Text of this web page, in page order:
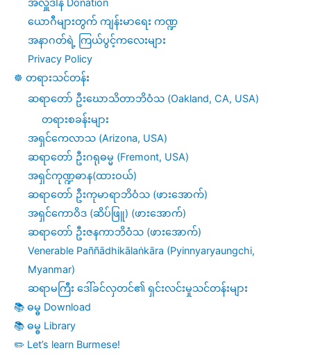
ဂင်
ပါး
နှင့်
(၄)ပါး
ယောဂီများတွက် ကျန်းမာရေး ကဏ္ဍ
အနာဂတ်ရဲ့ ကြယ်ပွင့်ကလေးများ
Privacy Policy
☸️ တရားသင်တန်း
ဆရာတော် ဦးဃောသိတာဘိဝံသ (Oakland, CA, USA)
တရားစခန်းများ
အရှင်ကေလာသ (Arizona, USA)
ဆရာတော် ဦးဂရုဓမ္မ (Fremont, USA)
အရှင်ကုဏ္ဍဓာန(ထားဝယ်)
ဆရာတော် ဦးကုမာရာဘိဝံသ (ဖားအောက်)
အရှင်ကောဝိဒ (ဆိပ်ဖြူ) (ဖားအောက်)
ဆရာတော် ဦးဇနကာဘိဝံသ (ဖားအောက်)
Venerable Paññādhikālaṅkāra (Pyinnyaryaungchi,
Myanmar)
ဆရာမကြီး ဒေါ်ခင်လှတင်၏ ရှင်းလင်းမှုသင်တန်းများ
📚 ဓမ္ဓ Download
📚 ဓမ္ဓ Library
✏️ Let’s learn Burmese!